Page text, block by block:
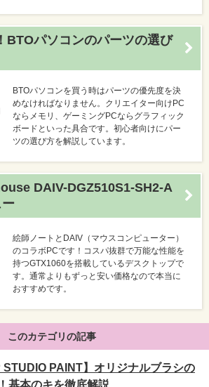
BTOパソコンのパーツの選び
BTOパソコンを買う時はパーツの優先度を決
めなければなりません。クリエイター向けPC
ならメモリ、ゲーミングPCならグラフィック
ボードといった具合です。初心者向けにパー
ツの選び方を解説しています。
DAIV-DGZ510S1-SH2-A
絵師ノートとDAIV（マウスコンピューター）
のコラボPCです！コスパ抜群で万能な性能を
持つGTX1060を搭載しているデスクトップで
す。通常よりもずっと安い価格なので本当に
おすすめです。
このカテゴリの記事
STUDIO PAINT】オリジナルブラシの